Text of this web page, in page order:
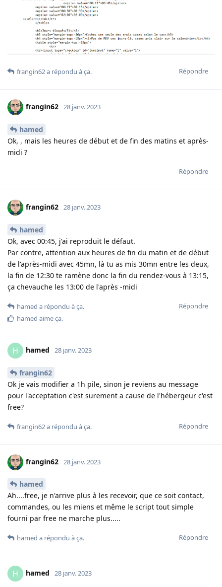
Répondre
frangin62a répondu à ça.
frangin62 28 janv. 2023
hamed
Ok, , mais les heures de début et de fin des matins et après-
midi ?
Répondre
frangin62 28 janv. 2023
hamed
Ok, avec 00:45, j'ai reproduit le défaut.
Par contre, attention aux heures de fin du matin et de début
de l'après-midi avec 45mn, là tu as mis 30mn entre les deux,
la fin de 12:30 te ramène donc la fin du rendez-vous à 13:15,
ça chevauche les 13:00 de l'après -midi
Répondre
hamed a répondu à ça.
hamed aime ça.
H hamed 28 janv. 2023
frangin62
Ok je vais modifier a 1h pile, sinon je reviens au message
pour l'acceptation c'est surement a cause de l'hébergeur c'est
free?
Répondre
frangin62a répondu à ça.
frangin62 28 janv. 2023
hamed
Ah....free, je n'arrive plus à les recevoir, que ce soit contact,
commandes, ou les miens et même le script tout simple
fourni par free ne marche plus.....
Répondre
hamed a répondu à ça.
H hamed 28 janv. 2023